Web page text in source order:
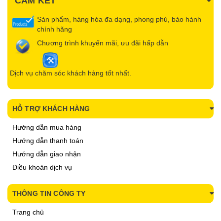
Sản phẩm, hàng hóa đa dạng, phong phú, bảo hành
chính hãng
Chương trình khuyến mãi, ưu đãi hấp dẫn
Dịch vụ chăm sóc khách hàng tốt nhất.
HỖ TRỢ KHÁCH HÀNG
Hướng dẫn mua hàng
Hướng dẫn thanh toán
Hướng dẫn giao nhận
Điều khoản dịch vụ
THÔNG TIN CÔNG TY
Trang chủ